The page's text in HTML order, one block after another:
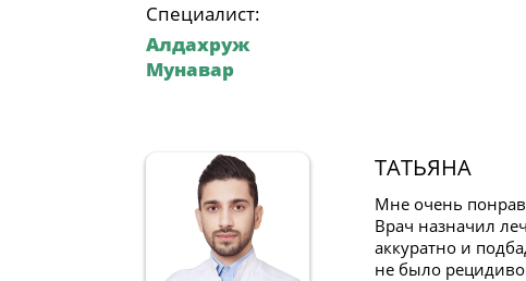
Специалист:
Алдахруж
Мунавар
ТАТЬЯНА
Мне очень
Врач назначил
аккуратно и
не было